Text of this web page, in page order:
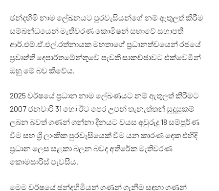
ඡන්දහිමි නාම ලේඛනයට පුරවැසියන්ගේ නම් ඇතුලත් කිරීම
සම්බන්ධයෙන් මැතිවරණ කොමිෂන් සභාවේ සභාපති
ආර්.එම්.ඒ.එල්.රත්නායක මහතාගේ ප්‍රධානත්වයෙන් රජයේ
ප්‍රවෘත්ති දෙපාර්තමේන්තුවේ පැවති සාකච්ඡාවට එක්වෙමින්
ඔහු මේ බව කීවේය.
2025 වර්ෂයේ ප්‍රධාන නාම ලේඛණයට නම් ඇතුලත් කිරීමට
2007 ජනවාරි 31 හෝ ඊට පෙර උපන් තැනැත්තන් සුදුසුකම්
ලබන බවත් ගණන් ගන්නා දිනයට වයස අවුරුදු 18 සම්පූර්ණ
වීම සහ ශ්‍රි ලාංකික පුරවැසියෙක් වීම යන කාරණ දෙක එහිදි
ප්‍රධාන ලෙස සළකා බලන බවද අතිරේක මැතිවරණ
කොමසාරිස් පැවසීය.
මෙම වර්ෂයේ ඡන්දහිමියන් ගණන් ගැනීම සඳහා ගණන්